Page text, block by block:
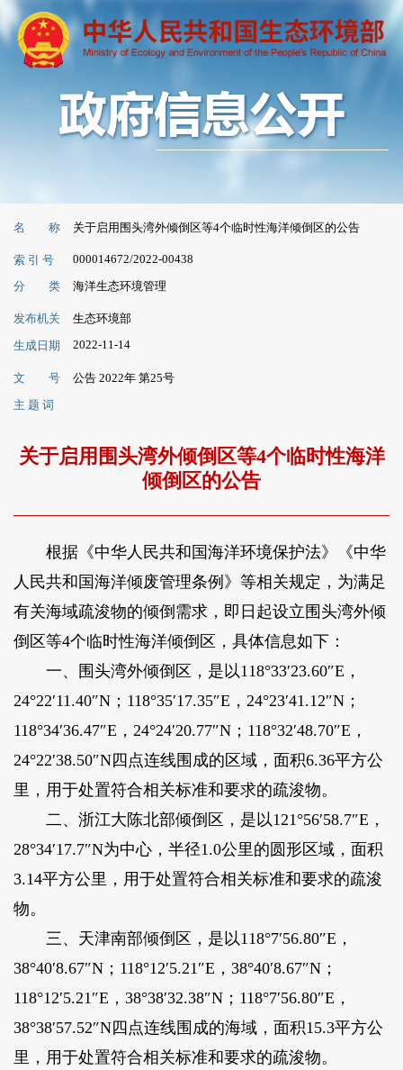
名 称 关于启用围头湾外倾倒区等4个临时性海洋倾倒区的公告
索 引 号 000014672/2022-00438
分 类 海洋生态环境管理
发布机关
生态环境部
生成日期
2022-11-14
文 号
公告 2022年 第25号
主 题 词
关于启用围头湾外倾倒区等4个临时性海洋
倾倒区的公告
根据《中华人民共和国海洋环境保护法》《中华
人民共和国海洋倾废管理条例》等相关规定，为满足
有关海域疏浚物的倾倒需求，即日起设立围头湾外倾
倒区等4个临时性海洋倾倒区，具体信息如下：
一、围头湾外倾倒区，是以118°33′23.60″E，
24°22′11.40″N；118°35′17.35″E，24°23′41.12″N；
118°34′36.47″E，24°24′20.77″N；118°32′48.70″E，
24°22′38.50″N四点连线围成的区域，面积6.36平方公
里，用于处置符合相关标准和要求的疏浚物。
二、浙江大陈北部倾倒区，是以121°56′58.7″E，
28°34′17.7″N为中心，半径1.0公里的圆形区域，面积
3.14平方公里，用于处置符合相关标准和要求的疏浚
物。
三、天津南部倾倒区，是以118°7′56.80″E，
38°40′8.67″N；118°12′5.21″E，38°40′8.67″N；
118°12′5.21″E，38°38′32.38″N；118°7′56.80″E，
38°38′57.52″N四点连线围成的海域，面积15.3平方公
里，用于处置符合相关标准和要求的疏浚物。